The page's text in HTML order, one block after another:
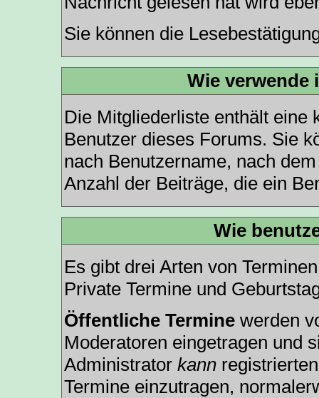
Sie können die
Wie verwende
Die Mitgliederliste enthält eine
Benutzer dieses Forums. Sie
nach Benutzername, nach
Anzahl der Beiträge, die ein
Wie
Es gibt drei Arten von
Private Termine und
Öffentliche Termine werden
Moderatoren eingetragen und
Administrator kann
Termine einzutragen,